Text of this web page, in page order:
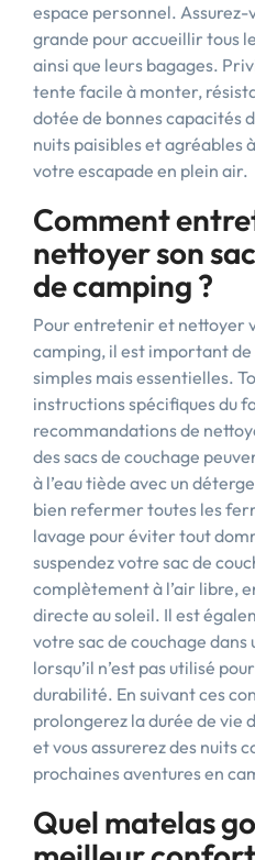
espace personnel. Assurez-
grande pour accueillir tous
ainsi que leurs bagages.
tente facile à monter,
dotée de bonnes capacités
nuits paisibles et agréables
votre escapade en plein air.
Comment
nettoyer son
de camping ?
Pour entretenir et nettoyer
camping, il est important de
simples mais essentielles.
instructions spécifiques du
recommandations de
des sacs de couchage
à l’eau tiède avec un
bien refermer toutes les
lavage pour éviter tout
suspendez votre sac de
complètement à l’air libre,
directe au soleil. Il est
votre sac de couchage dans
lorsqu’il n’est pas utilisé
durabilité. En suivant ces
prolongerez la durée de vie
et vous assurerez des nuits
prochaines aventures en
Quel matelas